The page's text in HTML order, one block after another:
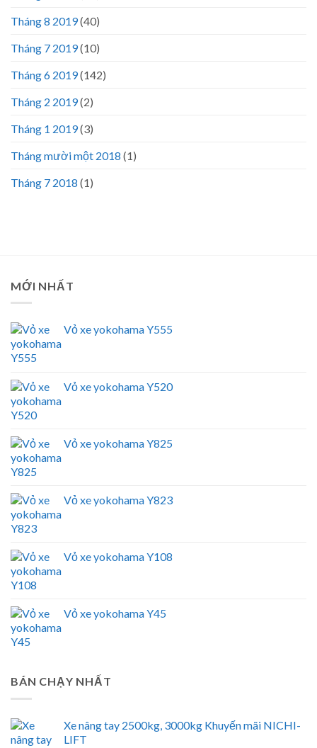
Tháng 8 2019(40)
Tháng 7 2019(10)
Tháng 6 2019(142)
Tháng 2 2019(2)
Tháng 1 2019(3)
Tháng mười một 2018 (1)
Tháng 7 2018 (1)
MỚI NHẤT
Vỏ xe yokohama Y555
Vỏ xe yokohama Y520
Vỏ xe yokohama Y825
Vỏ xe yokohama Y823
Vỏ xe yokohama Y108
Vỏ xe yokohama Y45
BÁN CHẠY NHẤT
Xe nâng tay 2500kg, 3000kg Khuyến mãi NICHI-
LIFT